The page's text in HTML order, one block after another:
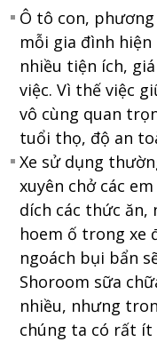
Ô tô con,
mỗi gia đình
nhiều tiện ích,
việc. Vì thế việc
vô cùng quan
tuổi thọ, độ an
Xe sử dụng
xuyên chở các
dích các thức ăn,
hoem ố trong xe
ngoách bụi bẩn
Shoroom sữa
nhiều, nhưng
chúng ta có rất ít